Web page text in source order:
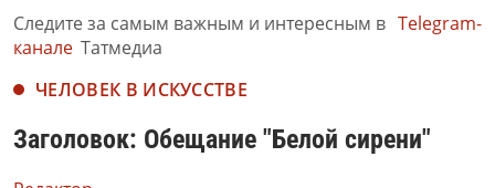
Следите за самым важным и интересным в Telegram-
канале Татмедиа
ЧЕЛОВЕК В ИСКУССТВЕ
Заголовок: Обещание "Белой сирени"